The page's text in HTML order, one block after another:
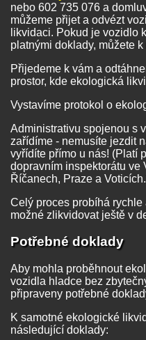
nebo 602 735 076 a
můžeme přijet a odvézt
likvidaci. Pokud je vozidlo
platnými doklady, můžete
Přijedeme k vám a
prostor, kde ekologická
Vystavíme protokol o
Administrativu spojenou s
zařídíme - nemusíte jezdit
vyřídíte přímo u nás! (Platí
dopravním inspektorátu ve
Říčanech, Praze a
Celý proces probíhá
možné zlikvidovat ještě v
Potřebné doklady
Aby mohla proběhnout
vozidla hladce bez
připraveny potřebné
K samotné ekologické
následující doklady: